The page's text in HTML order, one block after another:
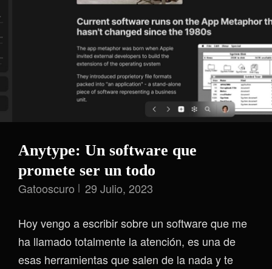
Anytype: Un software que
promete ser un todo
Gatooscuro 29 Julio, 2023
Hoy vengo a escribir sobre un software que me
ha llamado totalmente la atención, es una de
esas herramientas que salen de la nada y te